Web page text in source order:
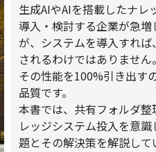
生成AIやAIを搭載したナレ
導入・検討する企業が急増
が、システムを導入すれ
されるわけではありません。
その性能を100%引き出す
品質です。
本書では、共有フォルダ整
レッジシステム投入を意
題とその解決策を解説して